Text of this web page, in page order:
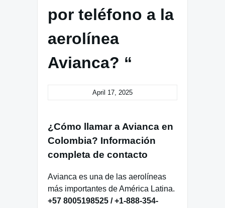
por teléfono a la
aerolínea
Avianca? “
April 17, 2025
¿Cómo llamar a Avianca en
Colombia? Información
completa de contacto
Avianca es una de las aerolíneas
más importantes de América Latina.
+57 8005198525 / +1-888-354-